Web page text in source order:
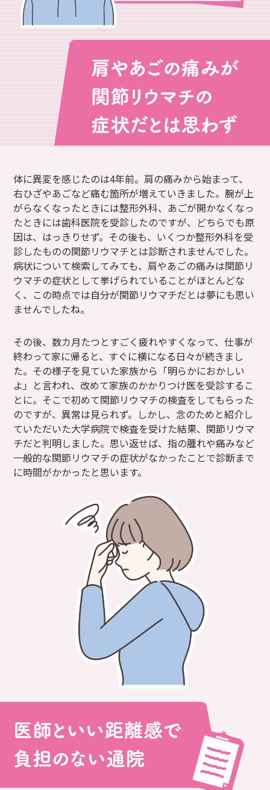
体に異変を感じたのは4年前。肩の痛みから始まって、
右ひざやあごなど痛む箇所が増えていきました。腕が上
がらなくなったときには整形外科、あごが開かなくなっ
たときには歯科医院を受診したのですが、どちらでも原
因は、はっきりせず。その後も、いくつか整形外科を受
診したものの関節リウマチとは診断されませんでした。
病状について検索してみても、肩やあごの痛みは関節リ
ウマチの症状として挙げられていることがほとんどな
く、この時点では自分が関節リウマチだとは夢にも思い
ませんでしたね。
その後、数カ月たつとすごく疲れやすくなって、仕事が
終わって家に帰ると、すぐに横になる日々が続きまし
た。その様子を見ていた家族から「明らかにおかしい
よ」と言われ、改めて家族のかかりつけ医を受診するこ
とに。そこで初めて関節リウマチの検査をしてもらった
のですが、異常は見られず。しかし、念のためと紹介し
ていただいた大学病院で検査を受けた結果、関節リウマ
チだと判明しました。思い返せば、指の腫れや痛みなど
一般的な関節リウマチの症状がなかったことで診断まで
に時間がかかったと思います。